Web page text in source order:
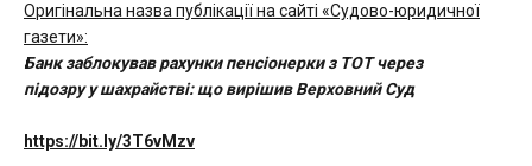
Оригінальна назва публікації на сайті «Судово-юридичної
газети»:
Банк заблокував рахунки пенсіонерки з ТОТ через
підозру у шахрайстві: що вирішив Верховний Суд
https://bit.ly/3T6vMzv